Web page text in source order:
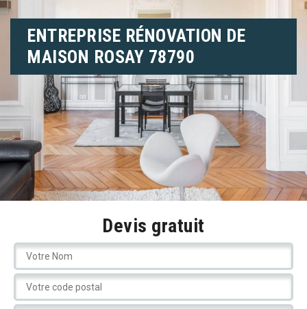
ENTREPRISE RÉNOVATION DE
MAISON ROSAY 78790
Devis gratuit